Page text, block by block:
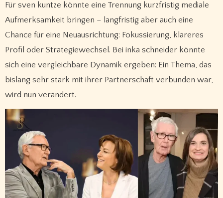
Für sven kuntze könnte eine Trennung kurzfristig mediale
Aufmerksamkeit bringen – langfristig aber auch eine
Chance für eine Neuausrichtung: Fokussierung, klareres
Profil oder Strategiewechsel. Bei inka schneider könnte
sich eine vergleichbare Dynamik ergeben: Ein Thema, das
bislang sehr stark mit ihrer Partnerschaft verbunden war,
wird nun verändert.